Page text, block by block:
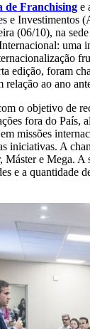
de Franchising e
e Investimentos
(06/10), na
uma
edição, foram
relação ao ano
o objetivo de
fora do País,
missões
iniciativas. A
Máster e Mega. A
e a quantidade